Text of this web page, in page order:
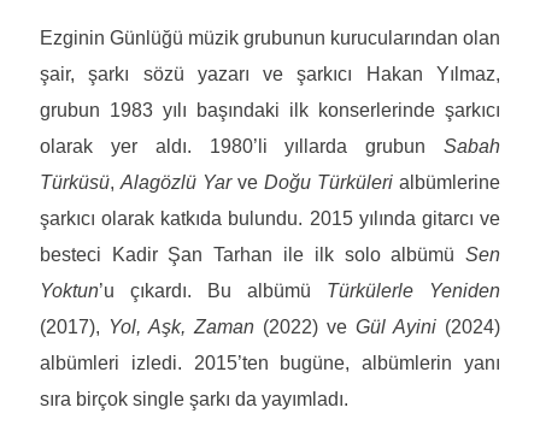
Ezginin Günlüğü müzik grubunun kurucularından olan
şair, şarkı sözü yazarı ve şarkıcı Hakan Yılmaz,
grubun 1983 yılı başındaki ilk konserlerinde şarkıcı
olarak yer aldı. 1980’li yıllarda grubunSabah
Türküsü, Alagözlü YarveDoğu Türküleri albümlerine
şarkıcı olarak katkıda bulundu. 2015 yılında gitarcı ve
besteci Kadir Şan Tarhan ile ilk solo albümüSen
Yoktun’u çıkardı. Bu albümü Türkülerle Yeniden
(2017), Yol, Aşk, Zaman(2022) veGül Ayini (2024)
albümleri izledi. 2015’ten bugüne, albümlerin yanı
sıra birçok single şarkı da yayımladı.